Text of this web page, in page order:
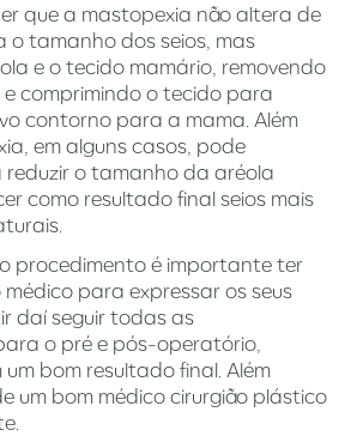
que a mastopexia não altera de
o tamanho dos seios, mas
e o tecido mamário, removendo
e comprimindo o tecido para
contorno para a mama. Além
em alguns casos, pode
o tamanho da aréola
como resultado final seios mais
procedimento é importante ter
para expressar os seus
daí seguir todas as
o pré e pós-operatório,
bom resultado final. Além
um bom médico cirurgião plástico